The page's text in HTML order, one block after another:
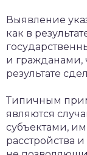
Выявление
как в
и гражданами,
результате
Типичным
являются
субъектами,
расстройства